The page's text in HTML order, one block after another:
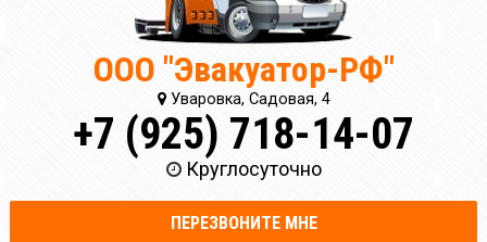
ООО "Эвакуатор-РФ"
Уваровка, Садовая, 4
+7 (925) 718-14-07
Круглосуточно
ПЕРЕЗВОНИТЕ МНЕ